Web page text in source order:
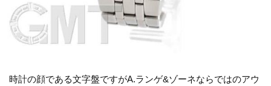
時計の顔である文字盤ですがA.ランゲ&ゾーネならではのアウ